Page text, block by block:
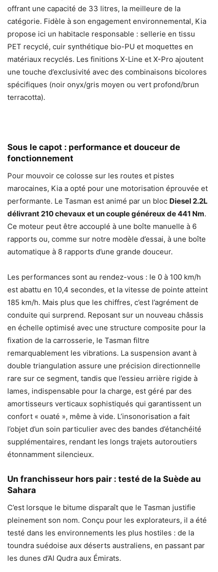
offrant une capacité de 33 litres, la meilleure de la
catégorie. Fidèle à son engagement environnemental, Kia
propose ici un habitacle responsable : sellerie en tissu
PET recyclé, cuir synthétique bio-PU et moquettes en
matériaux recyclés. Les finitions X-Line et X-Pro ajoutent
une touche d’exclusivité avec des combinaisons bicolores
spécifiques (noir onyx/gris moyen ou vert profond/brun
terracotta).
Sous le capot : performance et douceur de
fonctionnement
Pour mouvoir ce colosse sur les routes et pistes
marocaines, Kia a opté pour une motorisation éprouvée et
performante. Le Tasman est animé par un bloc Diesel 2.2L
délivrant 210 chevaux et un couple généreux de 441 Nm.
Ce moteur peut être accouplé à une boîte manuelle à 6
rapports ou, comme sur notre modèle d’essai, à une boîte
automatique à 8 rapports d’une grande douceur.
Les performances sont au rendez-vous : le 0 à 100 km/h
est abattu en 10,4 secondes, et la vitesse de pointe atteint
185 km/h. Mais plus que les chiffres, c’est l’agrément de
conduite qui surprend. Reposant sur un nouveau châssis
en échelle optimisé avec une structure composite pour la
fixation de la carrosserie, le Tasman filtre
remarquablement les vibrations. La suspension avant à
double triangulation assure une précision directionnelle
rare sur ce segment, tandis que l’essieu arrière rigide à
lames, indispensable pour la charge, est géré par des
amortisseurs verticaux sophistiqués qui garantissent un
confort « ouaté », même à vide. L’insonorisation a fait
l’objet d’un soin particulier avec des bandes d’étanchéité
supplémentaires, rendant les longs trajets autoroutiers
étonnamment silencieux.
Un franchisseur hors pair : testé de la Suède au
Sahara
C’est lorsque le bitume disparaît que le Tasman justifie
pleinement son nom. Conçu pour les explorateurs, il a été
testé dans les environnements les plus hostiles : de la
toundra suédoise aux déserts australiens, en passant par
les dunes d’Al Qudra aux Émirats.